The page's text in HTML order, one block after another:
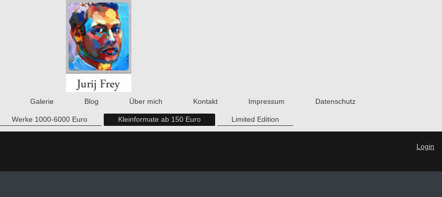
Galerie Blog Über mich Kontakt Impressum Datenschutz
Werke 1000-6000 Euro Kleinformate ab 150 Euro Limited Edition
Login